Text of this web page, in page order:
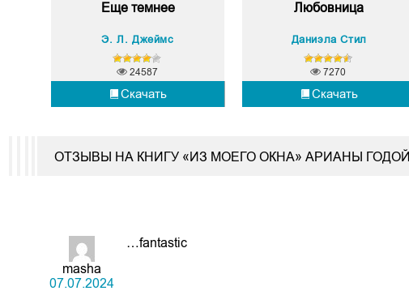
Еще темнее
Э. Л. Джеймс
Скачать
24587
Любовница
Даниэла Стил
Скачать
7270
ОТЗЫВЫ НА КНИГУ «ИЗ МОЕГО ОКНА» АРИАНЫ ГОДОЙ
masha
07.07.2024
…fantastic